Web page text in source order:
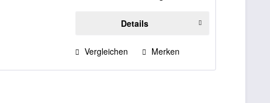
Details
Vergleichen Merken